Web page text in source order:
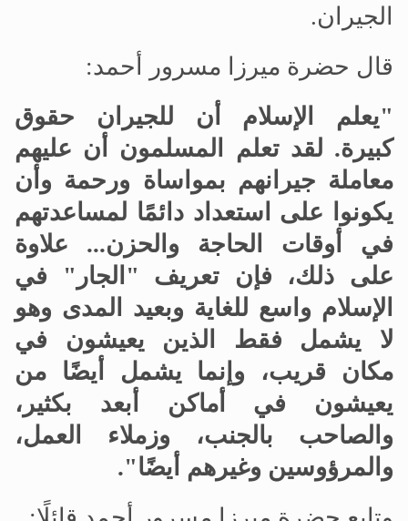
الجيران.
قال حضرة ميرزا مسرور أحمد:
"يعلم الإسلام أن للجيران حقوق
كبيرة. لقد تعلم المسلمون أن عليهم
معاملة جيرانهم بمواساة ورحمة وأن
يكونوا على استعداد دائمًا لمساعدتهم
في أوقات الحاجة والحزن... علاوة
على ذلك، فإن تعريف "الجار" في
الإسلام واسع للغاية وبعيد المدى وهو
لا يشمل فقط الذين يعيشون في
مكان قريب، وإنما يشمل أيضًا من
يعيشون في أماكن أبعد بكثير،
والصاحب بالجنب، وزملاء العمل،
والمرؤوسين وغيرهم أيضًا".